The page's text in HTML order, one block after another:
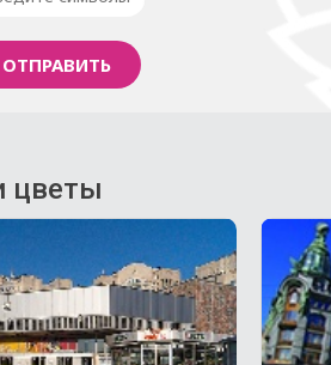
цветы